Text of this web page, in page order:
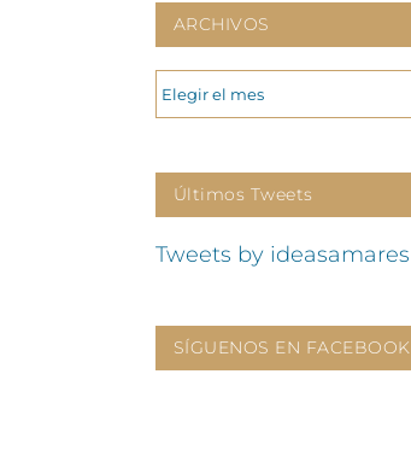
ARCHIVOS
ARCHIVOS
Últimos Tweets
Tweets by ideasamares
SÍGUENOS EN FACEBOOK